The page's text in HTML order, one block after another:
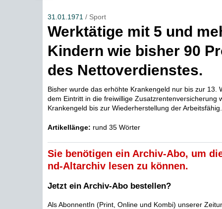
31.01.1971 / Sport
Werktätige mit 5 und
Kindern wie bisher 90
des Nettoverdienstes.
Bisher wurde das erhöhte Krankengeld nur bis zur 13.
dem Eintritt in die freiwillige Zusatzrentenversicherung
Krankengeld bis zur Wiederherstellung der
Artikellänge: rund 35 Wörter
Sie benötigen ein Archiv-Abo, um
nd-Altarchiv lesen zu können.
Jetzt ein Archiv-Abo bestellen?
Als AbonnentIn (Print, Online und Kombi) unserer